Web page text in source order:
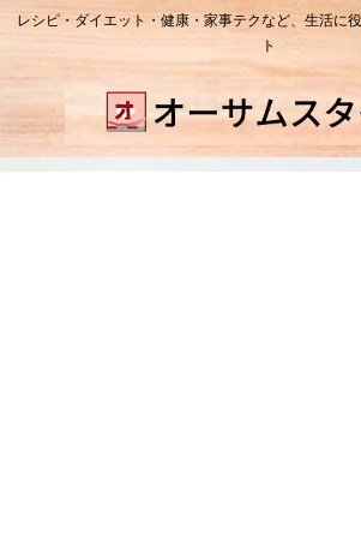
レシピ・ダイエット・健康・家事テクなど、生活に
ト